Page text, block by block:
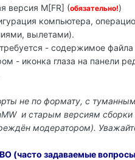
версия M[FR] (обязательно!)
компьютера,
вылетами).
- содержимое
- иконка глаза на панели
не по формату, с
и старым версиям сборки
модератором).
(часто задаваемые